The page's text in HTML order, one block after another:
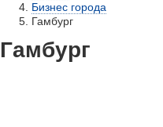
Бизнес города
Гамбург
Гамбург